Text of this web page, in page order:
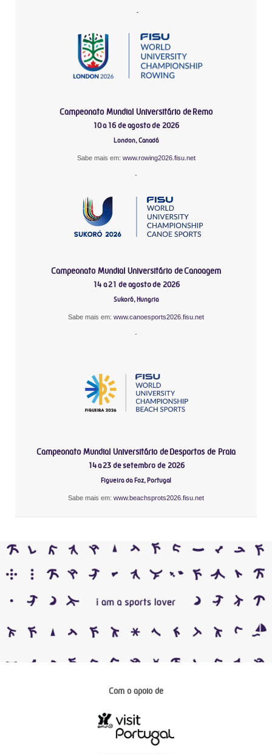
-
Campeonato Mundial Universitário de Remo
10 a 16 de agosto de 2026
London, Canadá
Sabe mais em: www.rowing2026.fisu.net
-
Campeonato Mundial Universitário de Canoagem
14 a 21 de agosto de 2026
Sukoró, Hungria
Sabe mais em: www.canoesports2026.fisu.net
-
Campeonato Mundial Universitário de Desportos de Praia
14 a 23 de setembro de 2026
Figueira da Foz, Portugal
Sabe mais em: www.beachsprots2026.fisu.net
Com o apoio de